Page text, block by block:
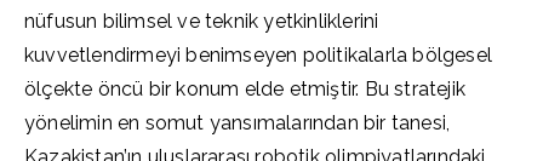
nüfusun bilimsel ve teknik yetkinliklerini
kuvvetlendirmeyi benimseyen politikalarla bölgesel
ölçekte öncü bir konum elde etmiştir. Bu stratejik
yönelimin en somut yansımalarından bir tanesi,